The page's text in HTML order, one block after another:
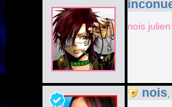
nois
nois